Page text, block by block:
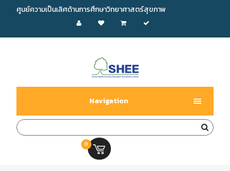
ศูนย์ความเป็นเลิศด้านการศึกษาวิทยาศาสตร์สุขภาพ
Navigation
0